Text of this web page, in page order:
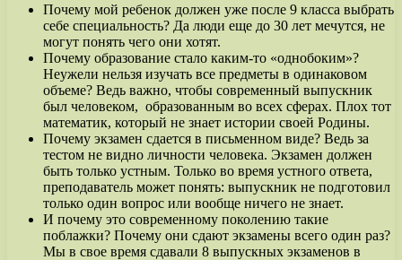
Почему мой ребенок должен уже после 9 класса выбрать
себе специальность? Да люди еще до 30 лет мечутся, не
могут понять чего они хотят.
Почему образование стало каким-то «однобоким»?
Неужели нельзя изучать все предметы в одинаковом
объеме? Ведь важно, чтобы современный выпускник
был человеком, образованным во всех сферах. Плох тот
математик, который не знает истории своей Родины.
Почему экзамен сдается в письменном виде? Ведь за
тестом не видно личности человека. Экзамен должен
быть только устным. Только во время устного ответа,
преподаватель может понять: выпускник не подготовил
только один вопрос или вообще ничего не знает.
И почему это современному поколению такие
поблажки? Почему они сдают экзамены всего один раз?
Мы в свое время сдавали 8 выпускных экзаменов в